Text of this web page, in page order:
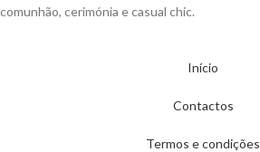
comunhão, cerimónia e casual chic.
Início
Contactos
Termos e condições